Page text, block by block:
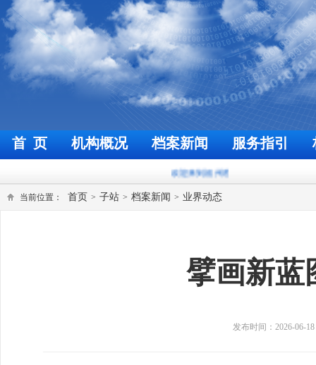
首 页 机构概况 档案新闻 服务指引
欢迎来到福州档案信息网 今天是
当前位置： 首页 > 子站 > 档案新闻 > 业界动态
擘画新蓝
发布时间：2026-06-18